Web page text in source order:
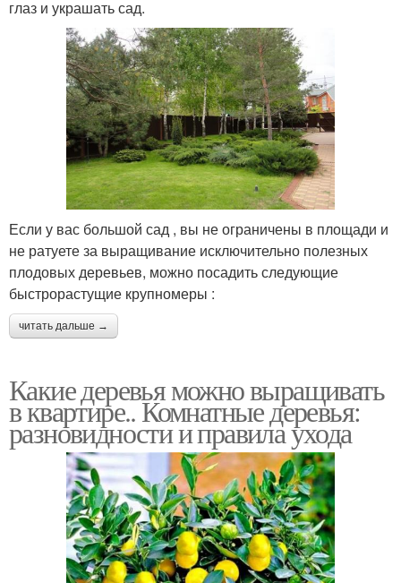
глаз и украшать сад.
Если у вас большой сад , вы не ограничены в площади и
не ратуете за выращивание исключительно полезных
плодовых деревьев, можно посадить следующие
быстрорастущие крупномеры :
читать дальше →
Какие деревья можно выращивать
в квартире.. Комнатные деревья:
разновидности и правила ухода